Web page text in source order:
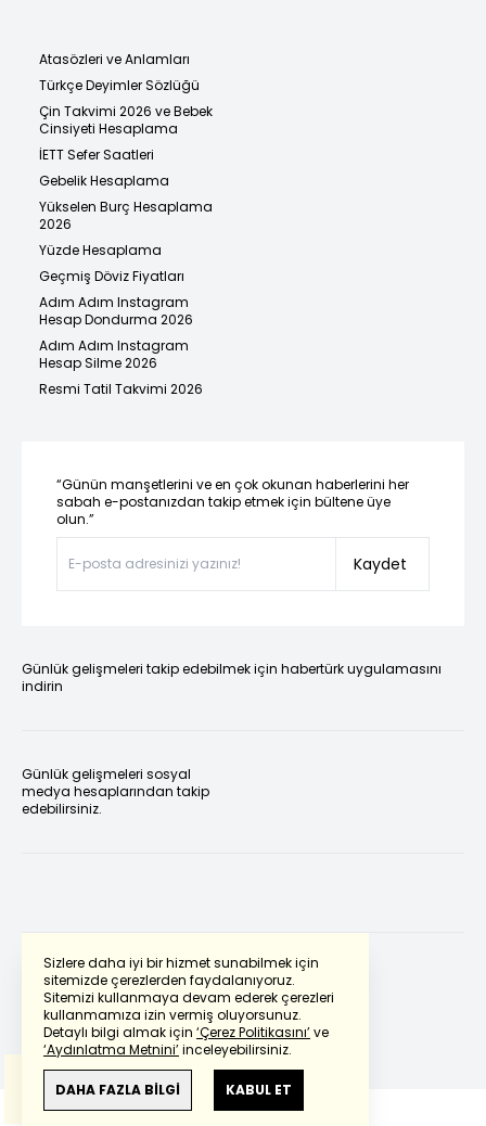
Sizlere daha iyi bir hizmet sunabilmek için
sitemizde çerezlerden faydalanıyoruz.
Sitemizi kullanmaya devam ederek çerezleri
kullanmamıza izin vermiş oluyorsunuz.
Detaylı bilgi almak için ‘Çerez Politikasını’ve
‘Aydınlatma Metnini’inceleyebilirsiniz.
DAHA FAZLA BİLGİ KABUL ET
Atasözleri ve Anlamları
Türkçe Deyimler Sözlüğü
Çin Takvimi 2026 ve Bebek
Cinsiyeti Hesaplama
İETT Sefer Saatleri
Gebelik Hesaplama
Yükselen Burç Hesaplama
2026
Yüzde Hesaplama
Geçmiş Döviz Fiyatları
Adım Adım Instagram
Hesap Dondurma 2026
Adım Adım Instagram
Hesap Silme 2026
Resmi Tatil Takvimi 2026
“Günün manşetlerini ve en çok okunan haberlerini her
sabah e-postanızdan takip etmek için bültene üye
olun.”
Kaydet
Günlük gelişmeleri takip edebilmek için habertürk uygulamasını
indirin
Günlük gelişmeleri sosyal
medya hesaplarından takip
edebilirsiniz.
Powered by Translate
Bu çevirideGoogle Transletekullanılmıştır.
Anlam ve çeviri hatalarından
haberturk.com
sorumlu değildir.